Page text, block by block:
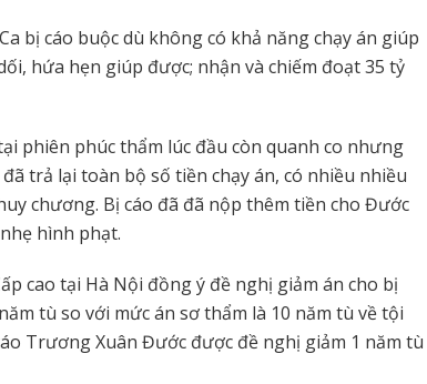
bị cáo buộc dù không có khả năng chạy án giúp
hứa hẹn giúp được; nhận và chiếm đoạt 35 tỷ
phiên phúc thẩm lúc đầu còn quanh co nhưng
trả lại toàn bộ số tiền chạy án, có nhiều nhiều
chương. Bị cáo đã đã nộp thêm tiền cho Đước
hình phạt.
cao tại Hà Nội đồng ý đề nghị giảm án cho bị
tù so với mức án sơ thẩm là 10 năm tù về tội
Trương Xuân Đước được đề nghị giảm 1 năm tù